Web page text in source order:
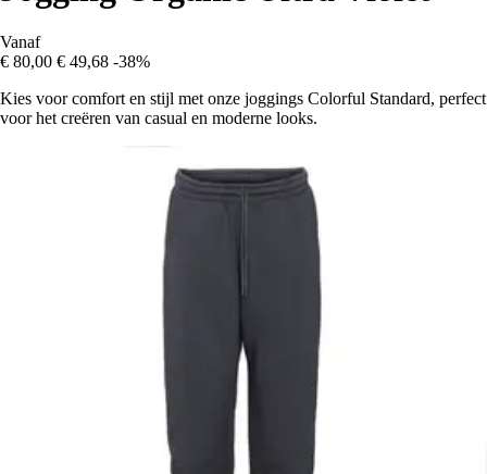
Vanaf
€ 80,00 € 49,68 -38%
Kies voor comfort en stijl met onze joggings Colorful Standard, perfect
voor het creëren van casual en moderne looks.